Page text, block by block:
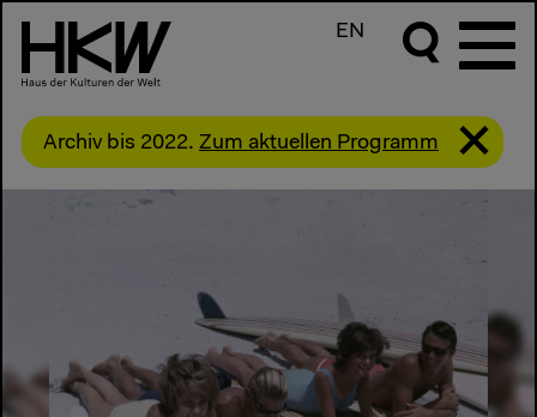
EN
Archiv bis 2022. Zum aktuellen Programm